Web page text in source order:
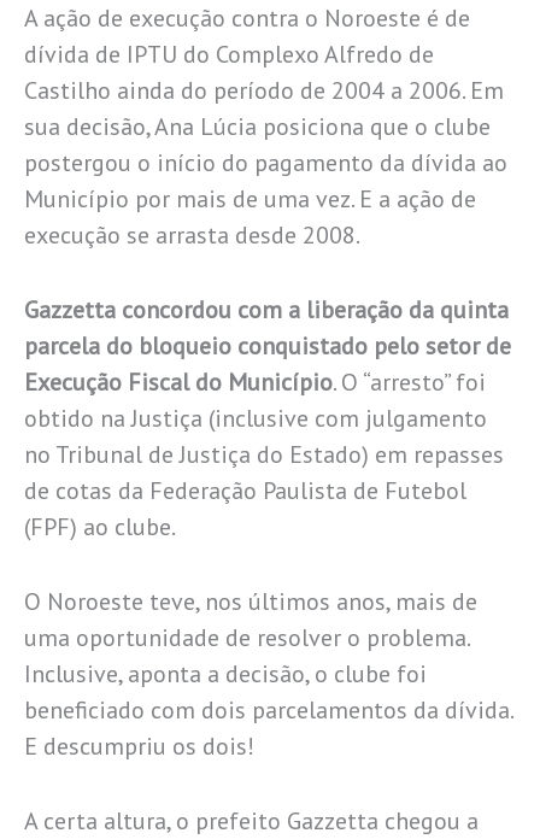
A ação de execução contra o Noroeste é de
dívida de IPTU do Complexo Alfredo de
Castilho ainda do período de 2004 a 2006. Em
sua decisão, Ana Lúcia posiciona que o clube
postergou o início do pagamento da dívida ao
Município por mais de uma vez. E a ação de
execução se arrasta desde 2008.
Gazzetta concordou com a liberação da quinta
parcela do bloqueio conquistado pelo setor de
Execução Fiscal do Município. O “arresto” foi
obtido na Justiça (inclusive com julgamento
no Tribunal de Justiça do Estado) em repasses
de cotas da Federação Paulista de Futebol
(FPF) ao clube.
O Noroeste teve, nos últimos anos, mais de
uma oportunidade de resolver o problema.
Inclusive, aponta a decisão, o clube foi
beneficiado com dois parcelamentos da dívida.
E descumpriu os dois!
A certa altura, o prefeito Gazzetta chegou a